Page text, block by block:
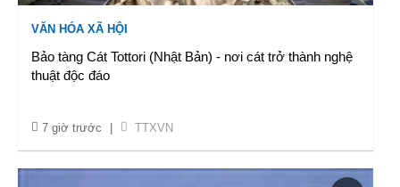
VĂN HÓA XÃ HỘI
Bảo tàng Cát Tottori (Nhật Bản) - nơi cát trở thành nghệ
thuật độc đáo
7 giờ trước TTXVN